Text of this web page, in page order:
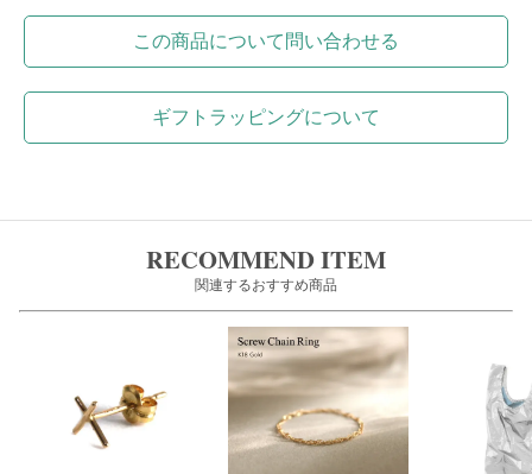
この商品について問い合わせる
ギフトラッピングについて
RECOMMEND ITEM
関連するおすすめ商品